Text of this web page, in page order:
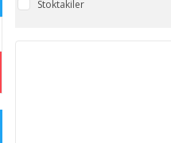
Stoktakiler